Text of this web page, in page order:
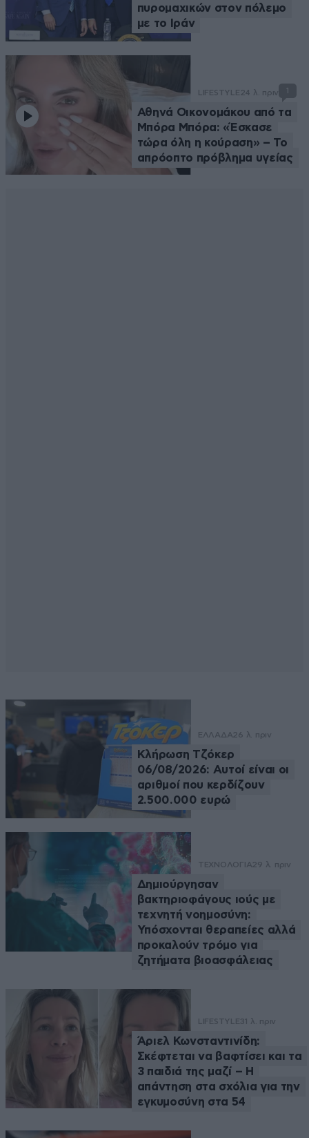
πυρομαχικών στον πόλεμο
με το Ιράν
LIFESTYLE24 λ. πριν 1
Αθηνά Οικονομάκου από τα
Μπόρα Μπόρα: «Έσκασε
τώρα όλη η κούραση» – Το
απρόοπτο πρόβλημα υγείας
ΕΛΛΑΔΑ26 λ. πριν
Κλήρωση Τζόκερ
06/08/2026: Αυτοί είναι οι
αριθμοί που κερδίζουν
2.500.000 ευρώ
ΤΕΧΝΟΛΟΓΙΑ29 λ. πριν
Δημιούργησαν
βακτηριοφάγους ιούς με
τεχνητή νοημοσύνη:
Υπόσχονται θεραπείες αλλά
προκαλούν τρόμο για
ζητήματα βιοασφάλειας
LIFESTYLE31 λ. πριν
Άριελ Κωνσταντινίδη:
Σκέφτεται να βαφτίσει και τα
3 παιδιά της μαζί – Η
απάντηση στα σχόλια για την
εγκυμοσύνη στα 54